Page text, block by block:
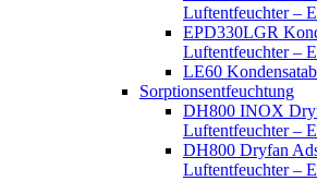
Luftentfeuchter –
EPD330LGR
Luftentfeuchter –
LE60
Sorptionsentfeuchtung
DH800 INOX
Luftentfeuchter –
DH800 Dryfan
Luftentfeuchter –